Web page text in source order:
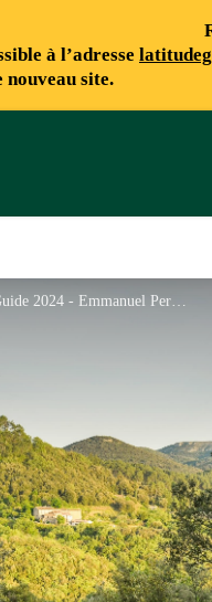
à l’adresse
site.
Guide 2024 - Emmanuel Perrin